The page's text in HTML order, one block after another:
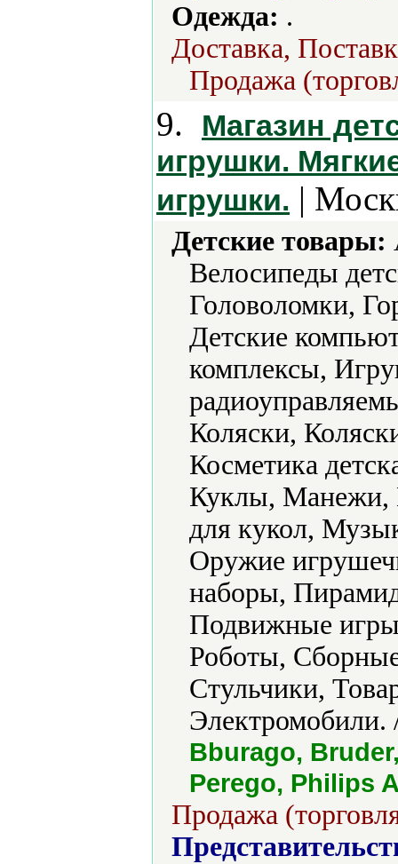
Одежда: .
Доставка,
Продажа
9.
Магазин
игрушки.
игрушки. |
Детские товары:
Велосипеды
Головоломки,
Детские
комплексы,
Коляски,
Косметика
Куклы, Манежи,
для кукол,
Оружие
наборы,
Подвижные
Роботы,
Стульчики,
Bburago,
Perego, Philips
Продажа